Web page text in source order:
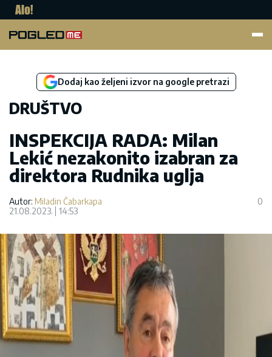
Dodaj kao željeni izvor na google pretrazi
DRUŠTVO
INSPEKCIJA RADA: Milan
Lekić nezakonito izabran za
direktora Rudnika uglja
Autor: Miladin Čabarkapa
21.08.2023.
14:53
0